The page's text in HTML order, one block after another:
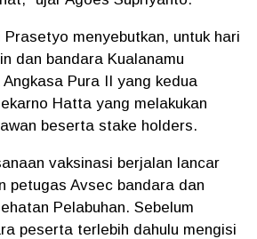
menyebutkan, untuk hari
dan bandara Kualanamu
Pura II yang kedua
Hatta yang melakukan
beserta stake holders.
vaksinasi berjalan lancar
petugas Avsec bandara dan
Pelabuhan. Sebelum
peserta terlebih dahulu mengisi